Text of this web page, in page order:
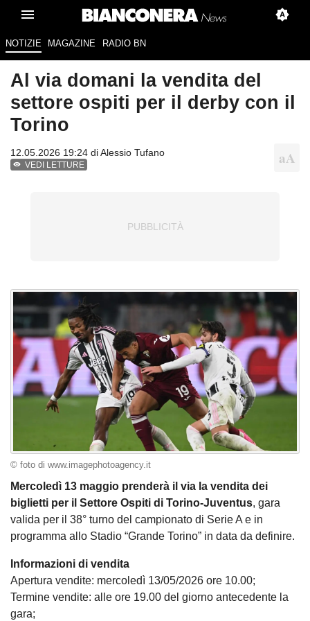
NOTIZIE MAGAZINE RADIO BN
Al via domani la vendita del
settore ospiti per il derby con il
Torino
12.05.2026 19:24 diAlessio Tufano
VEDI LETTURE
© foto di www.imagephotoagency.it
Mercoledì 13 maggio prenderà il via la vendita dei
biglietti per il Settore Ospiti di Torino-Juventus, gara
valida per il 38° turno del campionato di Serie A e in
programma allo Stadio “Grande Torino” in data da definire.
Informazioni di vendita
Apertura vendite: mercoledì 13/05/2026 ore 10.00;
Termine vendite: alle ore 19.00 del giorno antecedente la
gara;